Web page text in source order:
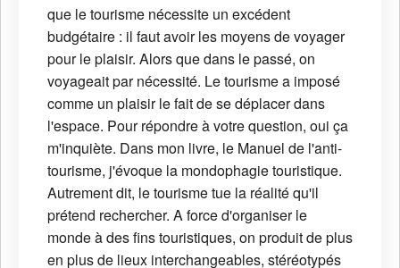
que le tourisme nécessite un excédent
budgétaire : il faut avoir les moyens de voyager
pour le plaisir. Alors que dans le passé, on
voyageait par nécessité. Le tourisme a imposé
comme un plaisir le fait de se déplacer dans
l'espace. Pour répondre à votre question, oui ça
m'inquiète. Dans mon livre, le Manuel de l'anti-
tourisme, j'évoque la mondophagie touristique.
Autrement dit, le tourisme tue la réalité qu'il
prétend rechercher. A force d'organiser le
monde à des fins touristiques, on produit de plus
en plus de lieux interchangeables, stéréotypés